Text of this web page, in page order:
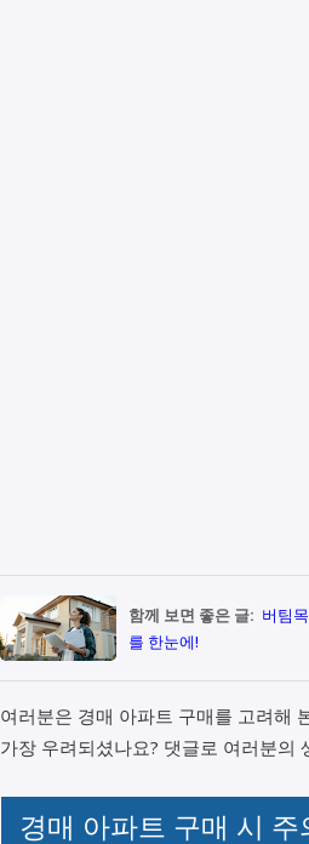
함께 보면 좋은 글: 버팀
를 한눈에!
여러분은 경매 아파트 구매를 고려해
가장 우려되셨나요? 댓글로 여러분의
경매 아파트 구매 시 주